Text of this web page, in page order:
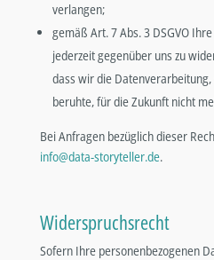
verlangen;
gemäß Art. 7 Abs. 3 DSGVO
jederzeit gegenüber uns zu
dass wir die
beruhte, für die Zukunft nicht
Bei Anfragen bezüglich dieser
info@data-storyteller.de.
Widerspruchsrecht
Sofern Ihre personenbezogenen